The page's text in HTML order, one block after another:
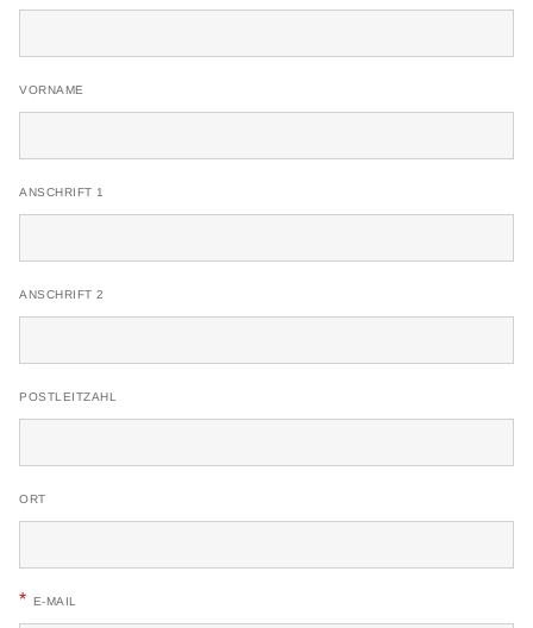
VORNAME
ANSCHRIFT 1
ANSCHRIFT 2
POSTLEITZAHL
ORT
* E-MAIL